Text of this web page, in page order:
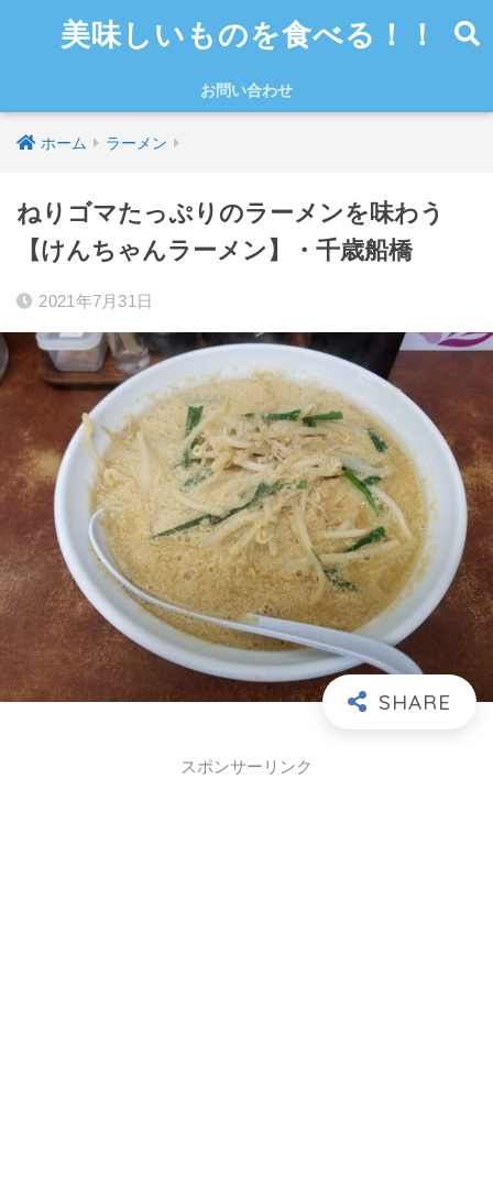
美味しいものを食べる！！
お問い合わせ
ホーム ラーメン
ねりゴマたっぷりのラーメンを味わう
【けんちゃんラーメン】・千歳船橋
2021年7月31日
スポンサーリンク